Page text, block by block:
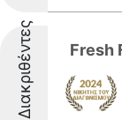
Διακριθέντες Fresh